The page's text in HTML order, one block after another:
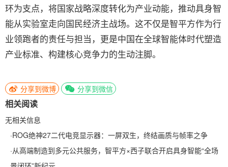
环为支点，将国家战略深度转化为产业动能，推动具身智
能从实验室走向国民经济主战场。这不仅是智平方作为行
业领跑者的责任与担当，更是中国在全球智能体时代塑造
产业标准、构建核心竞争力的生动注脚。
分享到微博 分享到微信
相关阅读
无相关信息
·ROG绝神27二代电竞显示器：一屏双生，终结画质与帧率之争
·从高端制造到多元公共服务，智平方×西子联合开启具身智能“全场